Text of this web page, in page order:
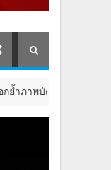
ของสายกินตัวจริง ส่ง